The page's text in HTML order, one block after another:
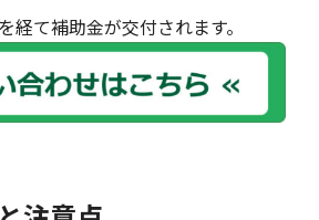
経て補助金が交付されます。